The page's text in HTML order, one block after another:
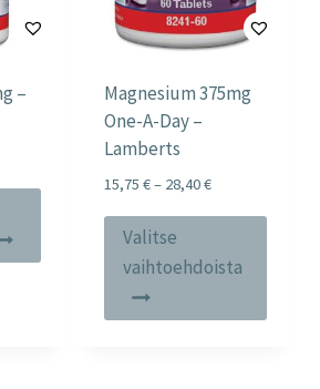
–
Magnesium 375mg
One-A-Day –
Lamberts
15,75 €– 28,40€Price
through
Valitse
vaihtoehdoista